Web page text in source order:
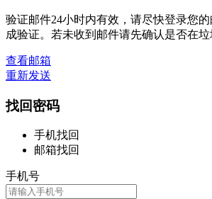
验证邮件24小时内有效，请尽快登录您
成验证。若未收到邮件请先确认是否在垃
查看邮箱
重新发送
找回密码
手机找回
邮箱找回
手机号